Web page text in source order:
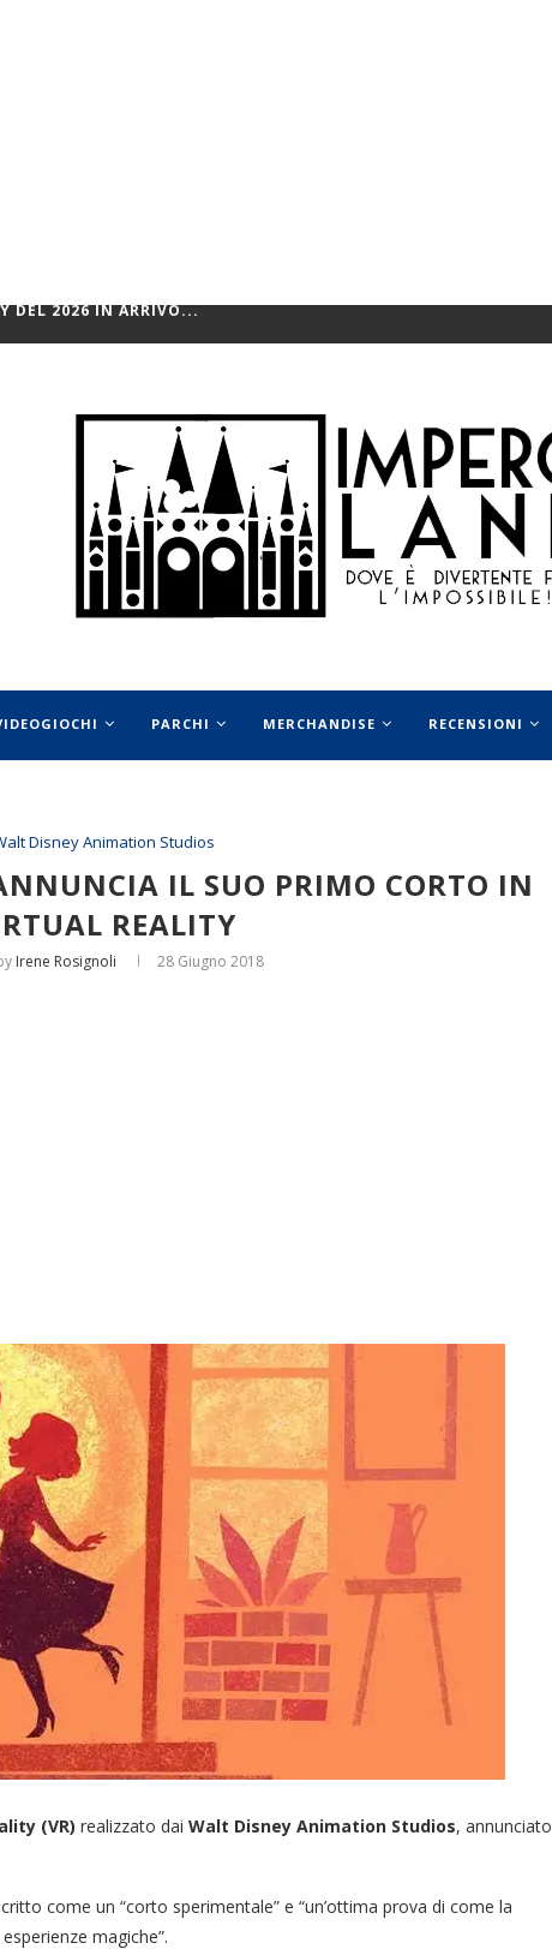
PARCHI MERCHANDISE RECENSIONI
Disney Animation Studios
IL SUO PRIMO CORTO IN
REALITY
Irene Rosignoli 28 Giugno 2018
(VR) realizzato dai Walt Disney Animation Studios, annunciato
come un “corto sperimentale” e “un’ottima prova di come la
magiche”.